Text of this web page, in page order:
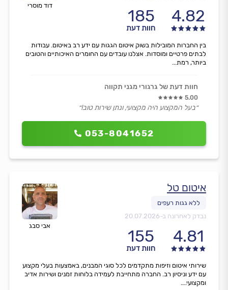
דוד מוסרי
4.82
185
חוות דעת
053-8041652
בין החברות המובילות בשוק איטום הגגות עם ידע רב באיטום. עבודות
לבתים פרטיים ומוסדות. אצלנו עובדים עם החומרים האיכותיים והטובים
ביותר, רמת...
חוות דעת של גרגורי מגני תקווה
5.00
״בעל המקצוע היה מקצועי, ונתן שירות טוב!״
אבי סבג
איטום טל
נבדק לאחרונה ב-20.07.2026
4.81
155
חוות דעת
שירותי איטום וזיפות מתקדמים לכל סוגי המבנים, באמצעות בעלי מקצוע
עם ידע וניסיון רב. החברה מתחייבת לעמידה בלוחות זמנים ושירות אדיב
ומקצועי....